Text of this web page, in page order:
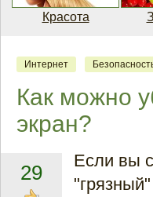
Красота
Интернет
Как можно
экран?
29
Если вы